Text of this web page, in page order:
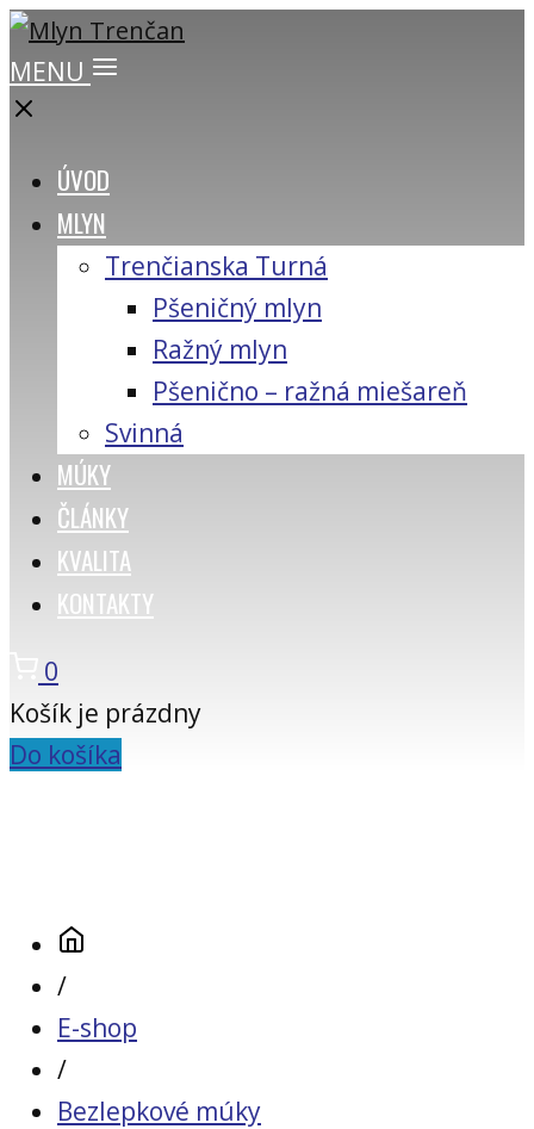
MENU
ÚVOD
MLYN
Trenčianska Turná
Pšeničný mlyn
Ražný mlyn
Pšenično – ražná miešareň
Svinná
MÚKY
ČLÁNKY
KVALITA
KONTAKTY
0
Košík je prázdny
Do košíka
/
E-shop
/
Bezlepkové múky